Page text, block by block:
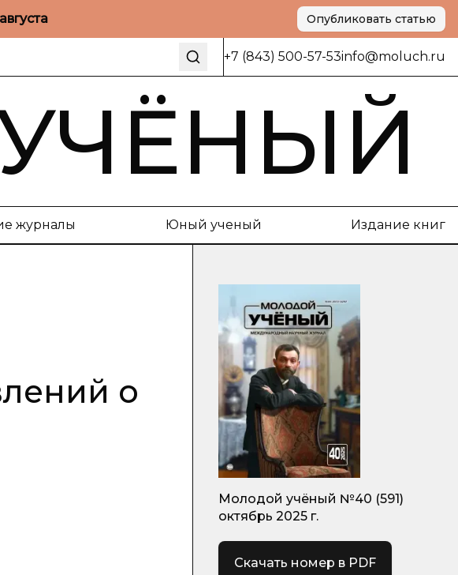
Опубликовать статью
+7 (843) 500-57-53info@moluch.ru
журналы Юный ученый Издание книг
о
Молодой учёный №40 (591)
октябрь 2025 г.
Скачать номер в PDF